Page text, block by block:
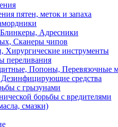
пятен, меток и запаха
Адресники
Сканеры чипов
Хирургические инструменты
Попоны, Перевязочные
средства
с грызунами
борьбы с вредителями
смазки)